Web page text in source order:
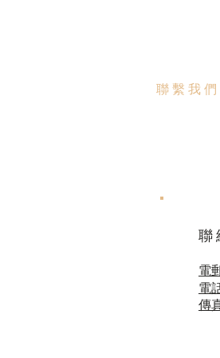
聯繫我們
聯
電
電
傳